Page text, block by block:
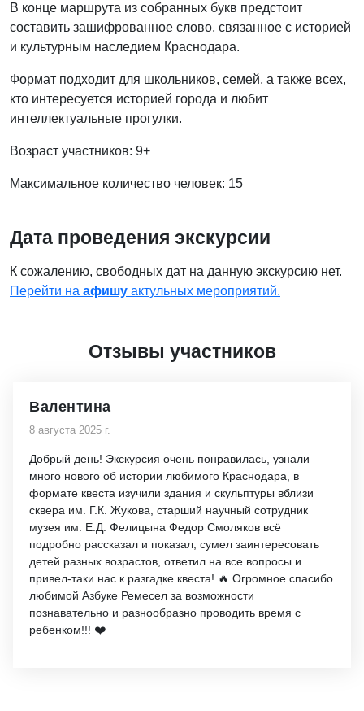
В конце маршрута из собранных букв предстоит
составить зашифрованное слово, связанное с историей
и культурным наследием Краснодара.
Формат подходит для школьников, семей, а также всех,
кто интересуется историей города и любит
интеллектуальные прогулки.
Возраст участников: 9+
Максимальное количество человек: 15
Дата проведения экскурсии
К сожалению, свободных дат на данную экскурсию нет.
Перейти на афишу актульных мероприятий.
Отзывы участников
Валентина
8 августа 2025 г.
Добрый день! Экскурсия очень понравилась, узнали
много нового об истории любимого Краснодара, в
формате квеста изучили здания и скульптуры вблизи
сквера им. Г.К. Жукова, старший научный сотрудник
музея им. Е.Д. Фелицына Федор Смоляков всё
подробно рассказал и показал, сумел заинтересовать
детей разных возрастов, ответил на все вопросы и
привел-таки нас к разгадке квеста! 🔥 Огромное спасибо
любимой Азбуке Ремесел за возможности
познавательно и разнообразно проводить время с
ребенком!!! ❤️